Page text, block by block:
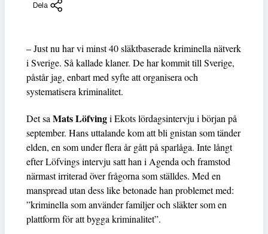
Dela
– Just nu har vi minst 40 släktbaserade kriminella nätverk
i Sverige. Så kallade klaner. De har kommit till Sverige,
påstår jag, enbart med syfte att organisera och
systematisera kriminalitet.
Det sa Mats Löfvingi Ekots lördagsintervju i början på
september. Hans uttalande kom att bli gnistan som tänder
elden, en som under flera år gått på sparlåga. Inte långt
efter Löfvings intervju satt han i Agenda och framstod
närmast irriterad över frågorna som ställdes. Med en
manspread utan dess like betonade han problemet med:
”kriminella som använder familjer och släkter som en
plattform för att bygga kriminalitet”.